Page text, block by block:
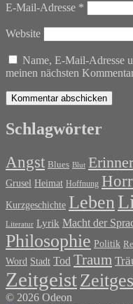
E-Mail-Adresse *
Website
Name, E-Mail-Adresse
meinen nächsten
Schlagwörter
Angst Blues Blut
Grusel Heimat Hoffnung
Kurzgeschichte Leben
Literatur Lyrik Macht der
Philosophie Politik
Word Stadt Tod Traum
Zeitgeist
© 2026 Odeon